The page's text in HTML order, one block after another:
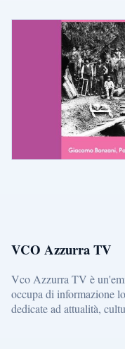
VCO Azzurra TV
Vco Azzurra TV è
occupa di informazione
dedicate ad attualità,